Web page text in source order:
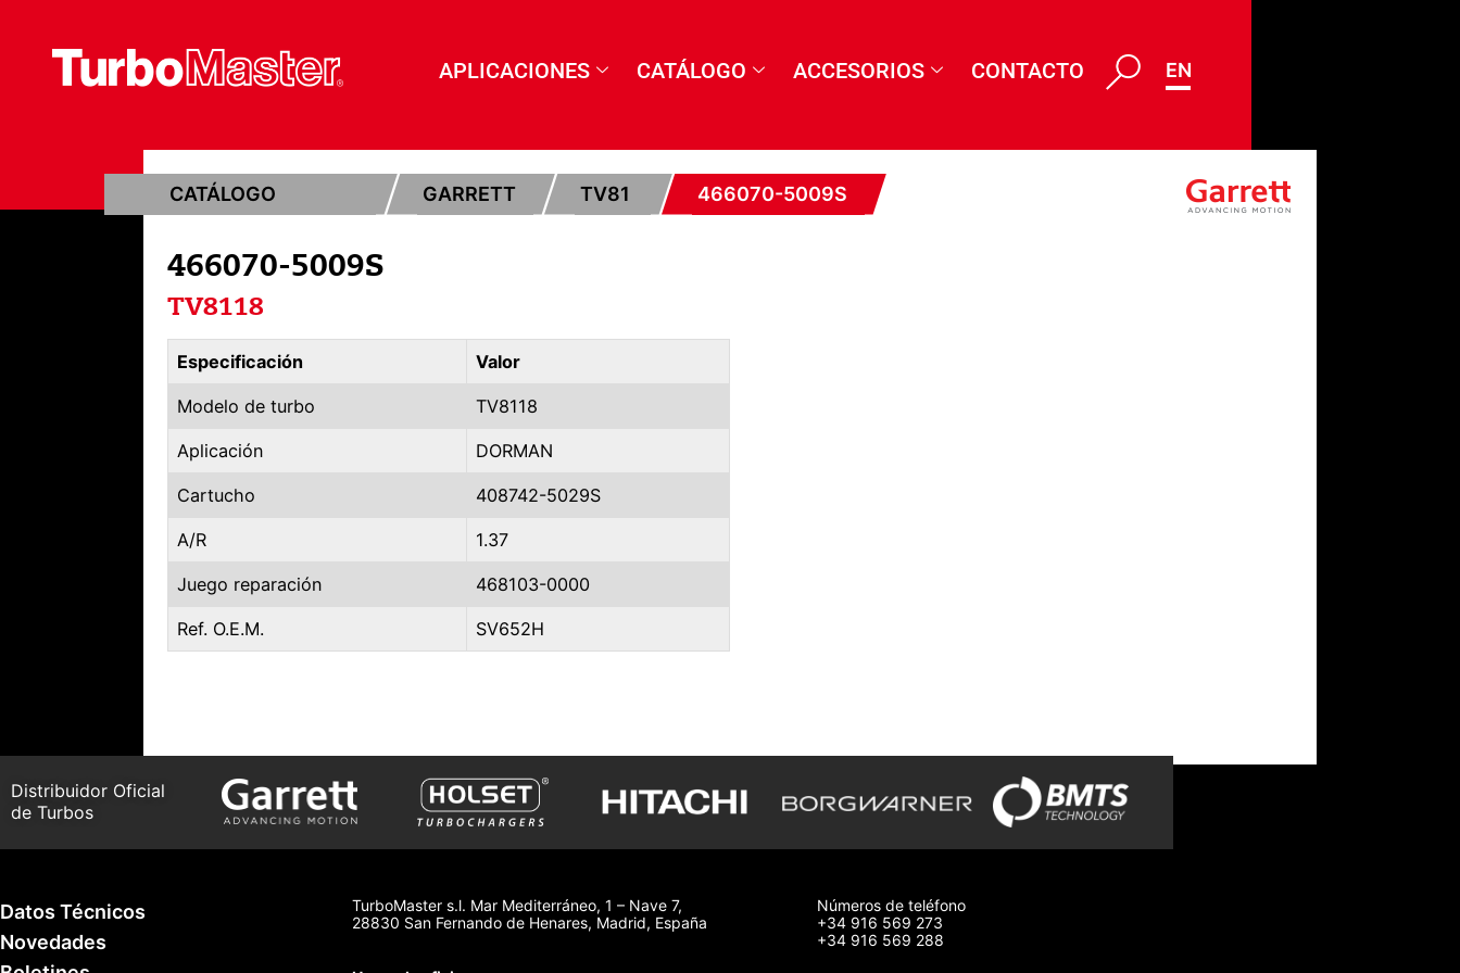
APLICACIONES CATÁLOGO ACCESORIOS CONTACTO ENG
CATÁLOGO GARRETT TV81 466070-5009S
466070-5009S
TV8118
Especificación Valor
Modelo de turbo TV8118
Aplicación DORMAN
Cartucho 408742-5029S
A/R 1.37
Juego reparación 468103-0000
Ref. O.E.M. SV652H
Distribuidor Oficial
de Turbos
Datos Técnicos
Novedades
TurboMaster s.l. Mar Mediterráneo, 1 – Nave 7,
28830 San Fernando de Henares, Madrid, España
Números de teléfono
+34 916 569 273
+34 916 569 288